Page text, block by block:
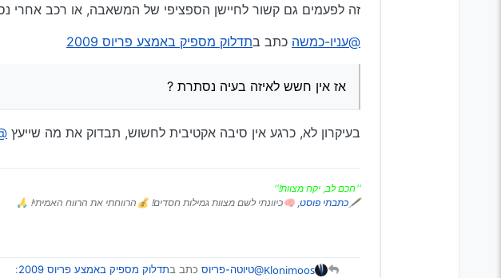
זה לפעמים גם קשור לחיישן הספציפי של המשאבה, או רכב אחרי
@עניו-כמשה כתב בתדלוק מספיק באמצע פריוס 2009
אז אין חשש לאיזה בעיה נסתרת ?
בעיקרון לא, כרגע אין סיבה אקטיבית לחשוש, תבדוק את מה שייעץ
''חכם לב, יקח מצוות!''
🖋כתבתי פוסט, 🧠כיוונתי לשם מצוות גמילות חסדים! 💰הרווחתי את הרווח האמיתי! 🙏
Klonimoos@טיוטה-פריוס כתב בתדלוק מספיק באמצע פריוס 2009 :